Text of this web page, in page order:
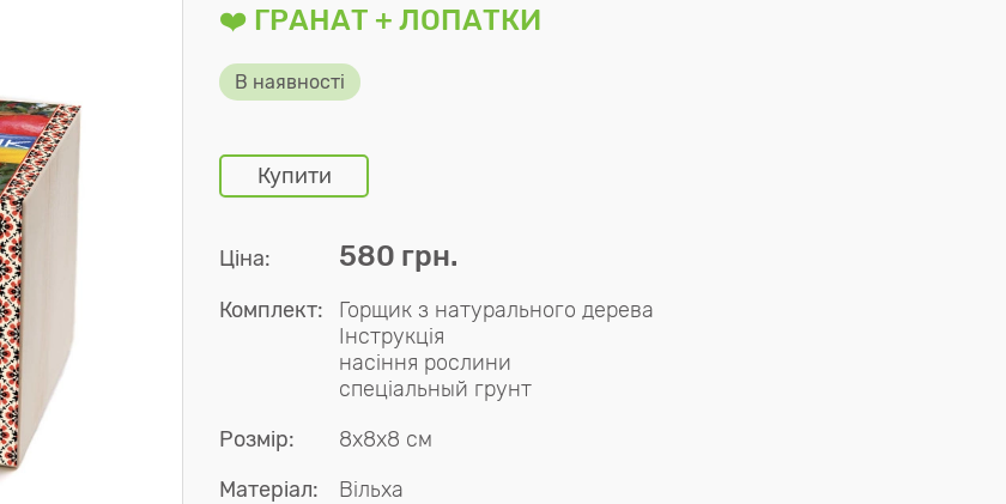
❤️ ГРАНАТ + ЛОПАТКИ
В наявності
Купити
Ціна: 580 грн.
Комплект:
Горщик з натурального дерева
Інструкція
насіння рослини
спеціальный грунт
Розмір:
8x8x8 см
Матеріал:
Вільха